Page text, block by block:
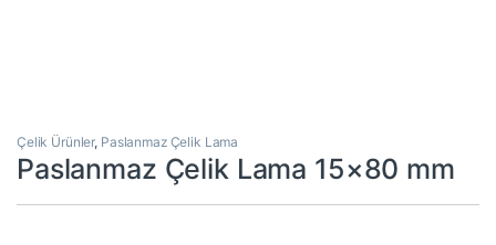
Çelik Ürünler, Paslanmaz Çelik Lama
Paslanmaz Çelik Lama 15×80 mm